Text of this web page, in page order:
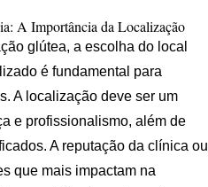
A Importância da Localização
glútea, a escolha do local
é fundamental para
A localização deve ser um
e profissionalismo, além de
A reputação da clínica ou
que mais impactam na